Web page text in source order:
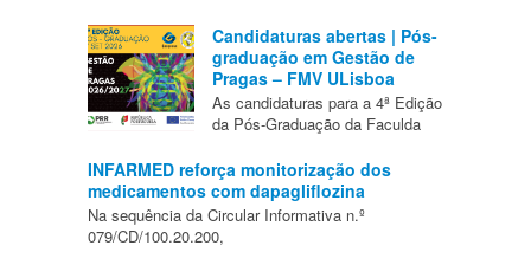
Candidaturas abertas | Pós-
graduação em Gestão de
Pragas – FMV ULisboa
As candidaturas para a 4ª Edição
da Pós-Graduação da Faculda
INFARMED reforça monitorização dos
medicamentos com dapagliflozina
Na sequência da Circular Informativa n.º
079/CD/100.20.200,